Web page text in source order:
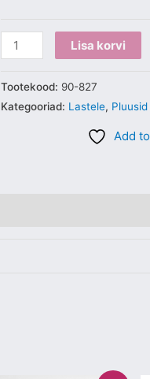
Lisa korvi
Tootekood: 90-827
Kategooriad: Lastele,
Add